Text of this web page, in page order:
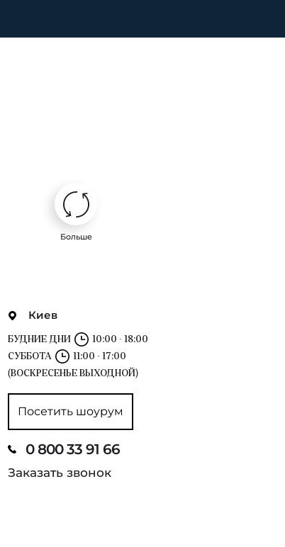
Больше
Киев
БУДНИЕ ДНИ
10:00 - 18:00
СУББОТА
11:00 - 17:00
(ВОСКРЕСЕНЬЕ ВЫХОДНОЙ)
Посетить шоурум
0 800 33 91 66
Заказать звонок